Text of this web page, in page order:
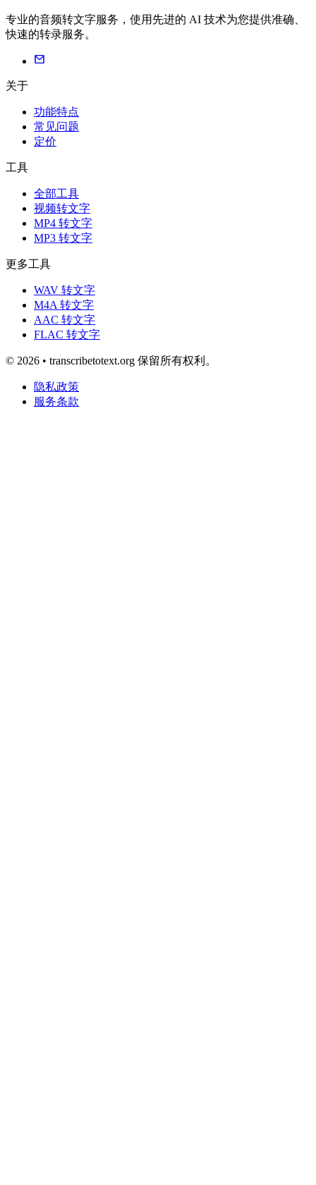
专业的音频转文字服务，使用先进的 AI 技术为您提供准确、
快速的转录服务。
关于
功能特点
常见问题
定价
工具
全部工具
视频转文字
MP4 转文字
MP3 转文字
更多工具
WAV 转文字
M4A 转文字
AAC 转文字
FLAC 转文字
© 2026 • transcribetotext.org 保留所有权利。
隐私政策
服务条款